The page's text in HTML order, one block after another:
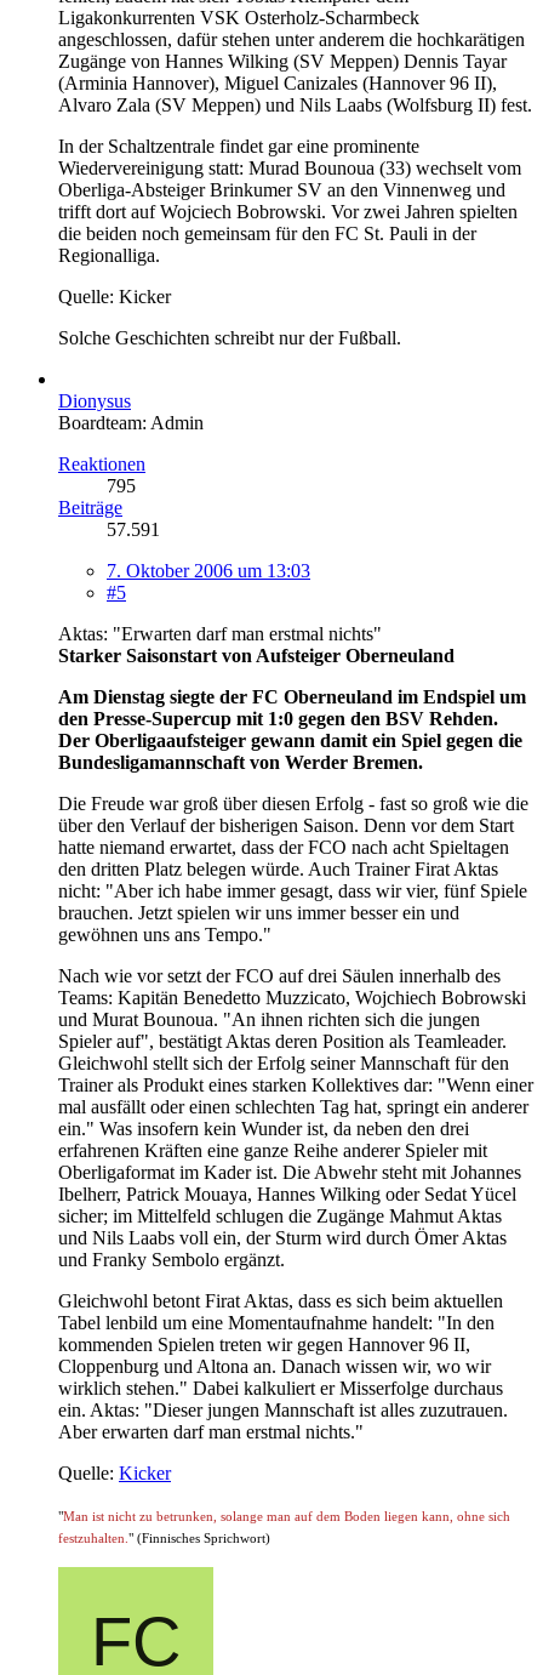
Ligakonkurrenten VSK Osterholz-Scharmbeck
angeschlossen, dafür stehen unter anderem die hochkarätigen
Zugänge von Hannes Wilking (SV Meppen) Dennis Tayar
(Arminia Hannover), Miguel Canizales (Hannover 96 II),
Alvaro Zala (SV Meppen) und Nils Laabs (Wolfsburg II) fest.
In der Schaltzentrale findet gar eine prominente
Wiedervereinigung statt: Murad Bounoua (33) wechselt vom
Oberliga-Absteiger Brinkumer SV an den Vinnenweg und
trifft dort auf Wojciech Bobrowski. Vor zwei Jahren spielten
die beiden noch gemeinsam für den FC St. Pauli in der
Regionalliga.
Quelle: Kicker
Solche Geschichten schreibt nur der Fußball.
Dionysus
Boardteam: Admin
Reaktionen
795
Beiträge
57.591
7. Oktober 2006 um 13:03
#5
Aktas: "Erwarten darf man erstmal nichts"
Starker Saisonstart von Aufsteiger Oberneuland
Am Dienstag siegte der FC Oberneuland im Endspiel um
den Presse-Supercup mit 1:0 gegen den BSV Rehden.
Der Oberligaaufsteiger gewann damit ein Spiel gegen die
Bundesligamannschaft von Werder Bremen.
Die Freude war groß über diesen Erfolg - fast so groß wie die
über den Verlauf der bisherigen Saison. Denn vor dem Start
hatte niemand erwartet, dass der FCO nach acht Spieltagen
den dritten Platz belegen würde. Auch Trainer Firat Aktas
nicht: "Aber ich habe immer gesagt, dass wir vier, fünf Spiele
brauchen. Jetzt spielen wir uns immer besser ein und
gewöhnen uns ans Tempo."
Nach wie vor setzt der FCO auf drei Säulen innerhalb des
Teams: Kapitän Benedetto Muzzicato, Wojchiech Bobrowski
und Murat Bounoua. "An ihnen richten sich die jungen
Spieler auf", bestätigt Aktas deren Position als Teamleader.
Gleichwohl stellt sich der Erfolg seiner Mannschaft für den
Trainer als Produkt eines starken Kollektives dar: "Wenn einer
mal ausfällt oder einen schlechten Tag hat, springt ein anderer
ein." Was insofern kein Wunder ist, da neben den drei
erfahrenen Kräften eine ganze Reihe anderer Spieler mit
Oberligaformat im Kader ist. Die Abwehr steht mit Johannes
Ibelherr, Patrick Mouaya, Hannes Wilking oder Sedat Yücel
sicher; im Mittelfeld schlugen die Zugänge Mahmut Aktas
und Nils Laabs voll ein, der Sturm wird durch Ömer Aktas
und Franky Sembolo ergänzt.
Gleichwohl betont Firat Aktas, dass es sich beim aktuellen
Tabel lenbild um eine Momentaufnahme handelt: "In den
kommenden Spielen treten wir gegen Hannover 96 II,
Cloppenburg und Altona an. Danach wissen wir, wo wir
wirklich stehen." Dabei kalkuliert er Misserfolge durchaus
ein. Aktas: "Dieser jungen Mannschaft ist alles zuzutrauen.
Aber erwarten darf man erstmal nichts."
Quelle: Kicker
"Man ist nicht zu betrunken, solange man auf dem Boden liegen kann, ohne sich
festzuhalten. " (Finnisches Sprichwort)